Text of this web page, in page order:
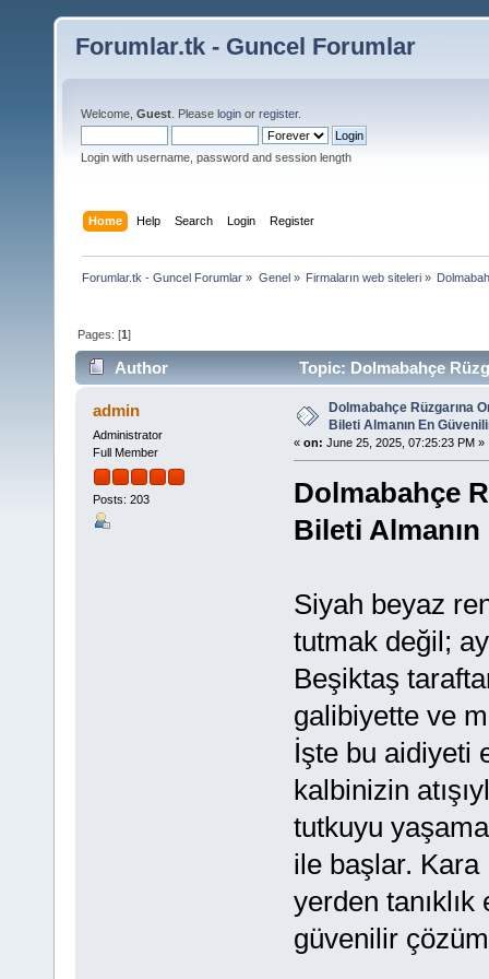
Forumlar.tk - Guncel Forumlar
Welcome, Guest . Please login or register.
Login with username, password and session length
Home Help Search Login Register
Forumlar.tk - Guncel Forumlar » Genel» Firmaların web siteleri»
Pages: [1]
Author
Topic: Dolmabahçe
(Read 128 times)
admin
Administrator
Full Member
Posts: 203
Dolmabahçe Rüzgarına
Bileti Almanın En
« on: June 25, 2025, 07:25:23 PM »
Dolmabahçe
Bileti
Siyah beyaz
tutmak değil;
Beşiktaş
galibiyette ve
İşte bu aidiyeti
kalbinizin
tutkuyu
ile başlar. Kara
yerden
güvenilir